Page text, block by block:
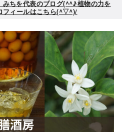
みちを代表のブログ(^^♪植物の力を
フィールはこちら(^▽^)/